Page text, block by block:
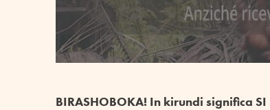
BIRASHOBOKA! In kirundi significa SI